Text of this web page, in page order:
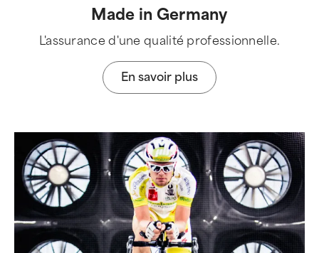
Made in Germany
L'assurance d'une qualité professionnelle.
En savoir plus